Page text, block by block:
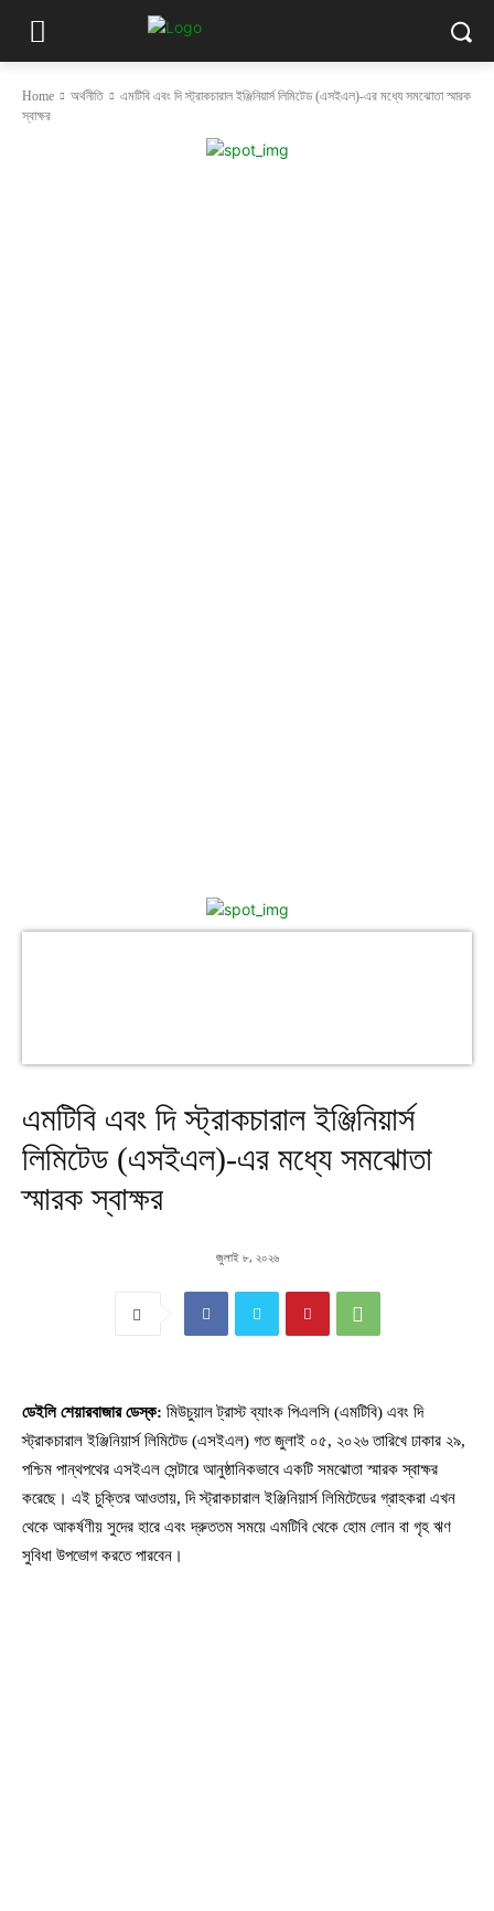
Home অর্থনীতি
এমটিবি এবং দি স্ট্রাকচারাল ইঞ্জিনিয়ার্স লিমিটেড (এসইএল)-এর মধ্যে সমঝোতা স্মারক
স্বাক্ষর
এমটিবি এবং দি স্ট্রাকচারাল ইঞ্জিনিয়ার্স
লিমিটেড (এসইএল)-এর মধ্যে সমঝোতা
স্মারক স্বাক্ষর
জুলাই ৮, ২০২৬
ডেইলি শেয়ারবাজার ডেস্ক: মিউচুয়াল ট্রাস্ট ব্যাংক পিএলসি (এমটিবি) এবং দি
স্ট্রাকচারাল ইঞ্জিনিয়ার্স লিমিটেড (এসইএল) গত জুলাই ০৫, ২০২৬ তারিখে ঢাকার ২৯,
পশ্চিম পান্থপথের এসইএল সেন্টারে আনুষ্ঠানিকভাবে একটি সমঝোতা স্মারক স্বাক্ষর
করেছে। এই চুক্তির আওতায়, দি স্ট্রাকচারাল ইঞ্জিনিয়ার্স লিমিটেডের গ্রাহকরা এখন
থেকে আকর্ষণীয় সুদের হারে এবং দ্রুততম সময়ে এমটিবি থেকে হোম লোন বা গৃহ ঋণ
সুবিধা উপভোগ করতে পারবেন।